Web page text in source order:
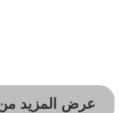
عرض المزيد من